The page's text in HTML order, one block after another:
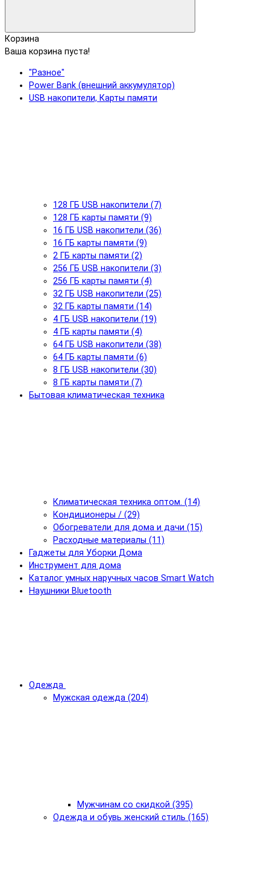
Корзина
Ваша корзина пуста!
"Разное"
Power Bank (внешний аккумулятор)
USB накопители, Карты памяти
128 ГБ USB накопители (7)
128 ГБ карты памяти (9)
16 ГБ USB накопители (36)
16 ГБ карты памяти (9)
2 ГБ карты памяти (2)
256 ГБ USB накопители (3)
256 ГБ карты памяти (4)
32 ГБ USB накопители (25)
32 ГБ карты памяти (14)
4 ГБ USB накопители (19)
4 ГБ карты памяти (4)
64 ГБ USB накопители (38)
64 ГБ карты памяти (6)
8 ГБ USB накопители (30)
8 ГБ карты памяти (7)
Бытовая климатическая техника
Климатическая техника оптом. (14)
Кондиционеры / (29)
Обогреватели для дома и дачи (15)
Расходные материалы (11)
Гаджеты для Уборки Дома
Инструмент для дома
Каталог умных наручных часов Smart Watch
Наушники Bluetooth
Одежда
Мужская одежда (204)
Мужчинам со скидкой (395)
Одежда и обувь женский стиль (165)